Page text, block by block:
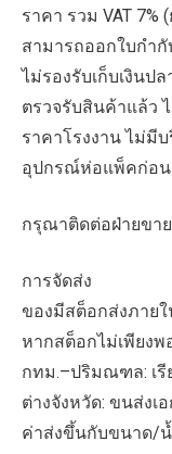
ราคา รวม VAT 7%
สามารถออกใบกำกั
ไม่รองรับเก็บเงินป
ตรวจรับสินค้าแล้ว
ราคาโรงงาน ไม่มี
อุปกรณ์ห่อแพ็คก่อ
กรุณาติดต่อฝ่ายขา
การจัดส่ง
ของมีสต็อกส่งภาย
หากสต็อกไม่เพียงพ
กทม.–ปริมณฑล: เรี
ต่างจังหวัด: ขนส่งเ
ค่าส่งขึ้นกับขนาด/น้